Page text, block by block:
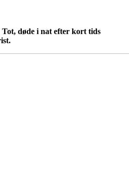
døde i nat efter kort tids